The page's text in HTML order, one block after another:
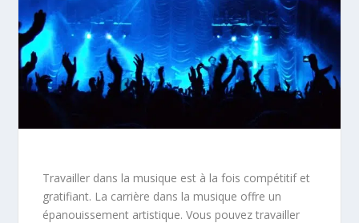
Travailler dans la musique est à la fois compétitif et
gratifiant. La carrière dans la musique offre un
épanouissement artistique. Vous pouvez travailler